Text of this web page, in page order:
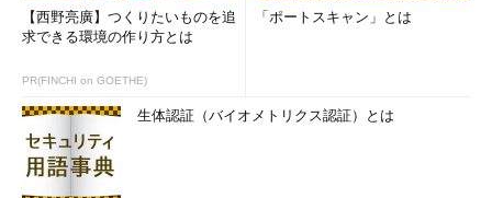
にパスワード入力画面が表示される。
パスワードを設定すると、Outlookを起動するたびにパスワー
ドを入力しなければならなくなるが、安全性を考えると、これは
我慢するしかないだろう。
■この記事と関連性の高い別の記事
【西野亮廣】つくりたいものを追
求できる環境の作り方とは
PR(FINCHI on GOETHE)
「ポートスキャン」とは
生体認証（バイオメトリクス認証）とは